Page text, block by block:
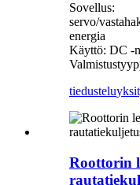
Sovellus:
servo/
energia
Käyttö: DC -
tiedustelu
Roottorin